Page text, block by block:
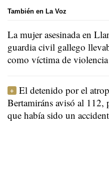
También en La Voz
La mujer asesinada en
guardia civil gallego
como víctima de
El detenido por el
Bertamiráns avisó al 112,
que había sido un